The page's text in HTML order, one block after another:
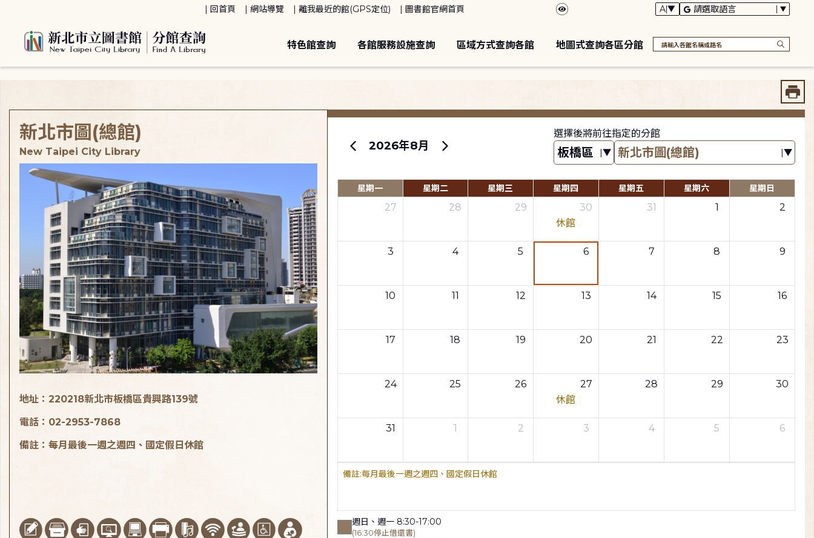
回首頁 網站導覽 離我最近的館(GPS定位) 圖書館官網首頁
特色館查詢 各館服務設施查詢 區域方式查詢各館 地圖式查詢各區分館
2026年8月
選擇後將前往指定的分館
星期一 星期二 星期三 星期四 星期五 星期六 星期日
27 28 29
30
休館
31 1 2
3 4 5 6 7 8 9
10 11 12 13 14 15 16
17 18 19 20 21 22 23
24 25 26
27
休館
28 29 30
31 1 2 3 4 5 6
每月最後一週之週四、國定假日休館
週日、週一 8:30-17:00
(16:30停止借還書)
新北市圖(總館)
New Taipei City Library
地址：220218新北市板橋區貴興路139號
電話：02-2953-7868
備註：每月最後一週之週四、國定假日休館